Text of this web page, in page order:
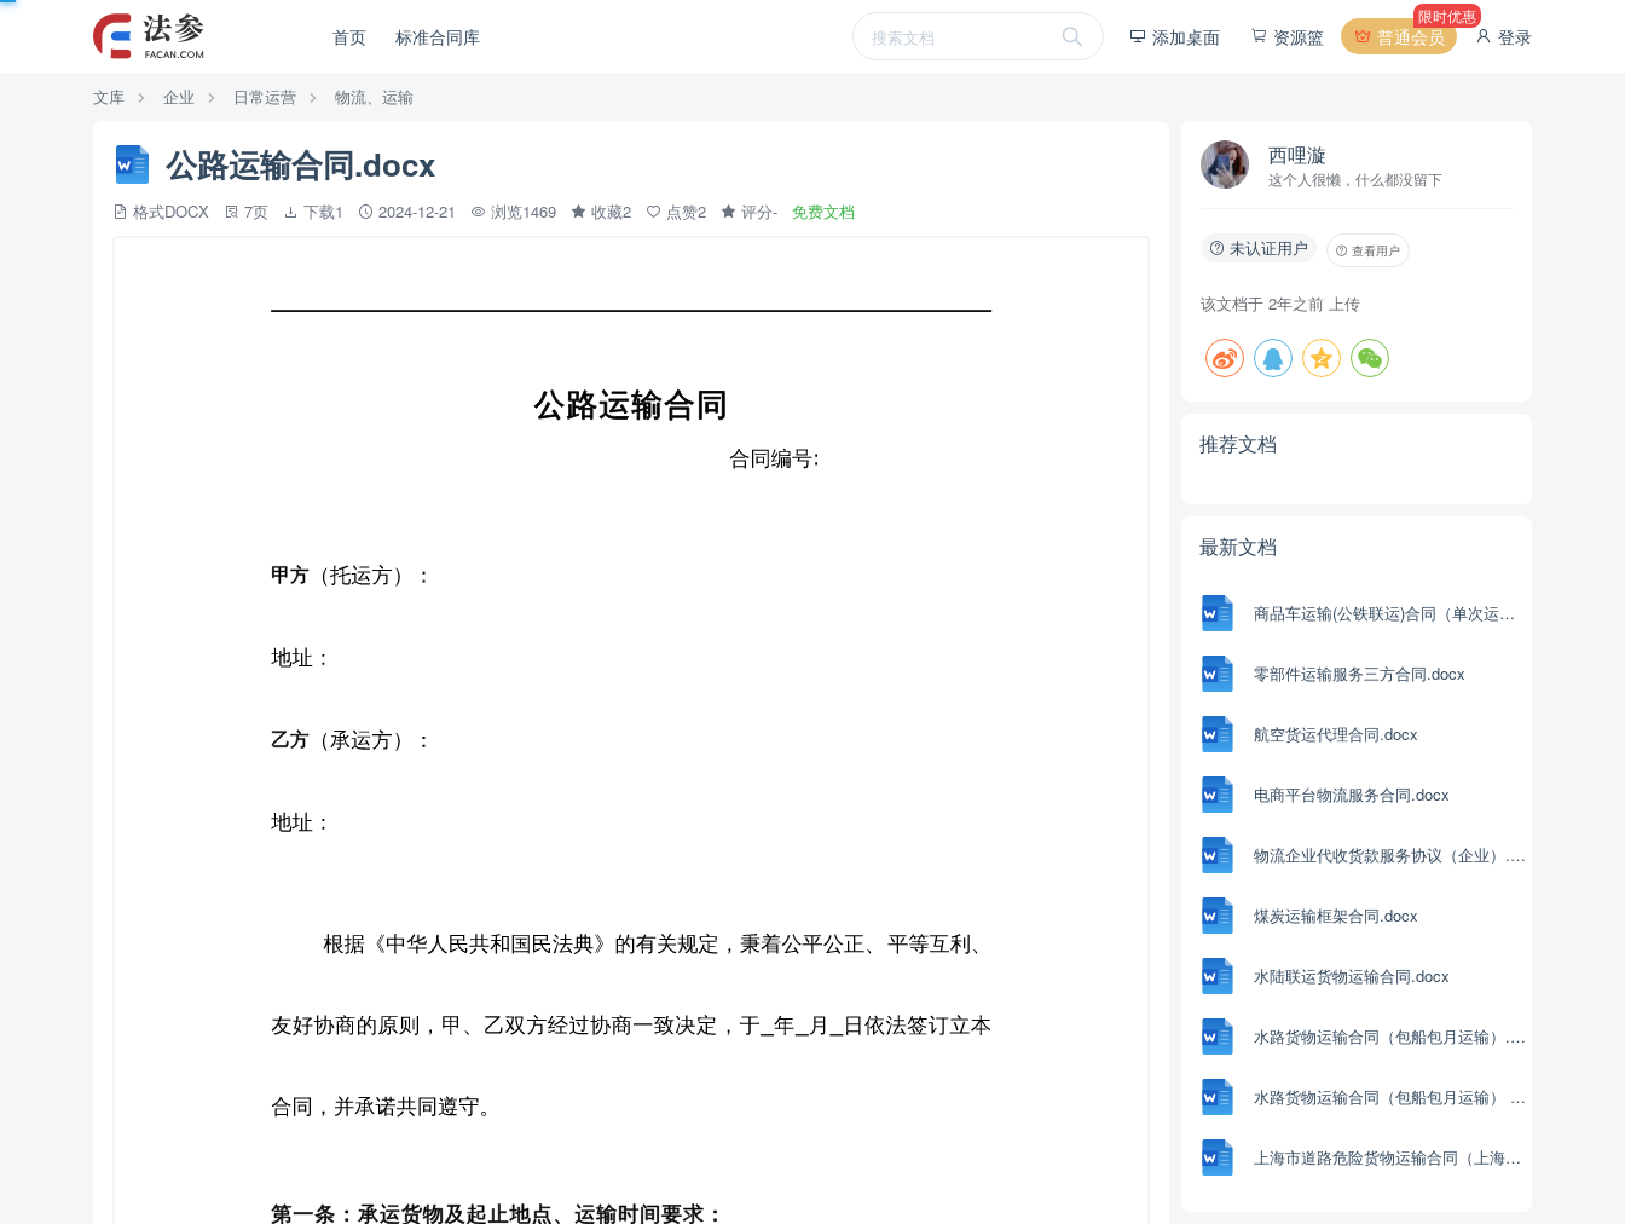
添加桌面 资源篮 普通会员
限时优惠
登录
首页 标准合同库
文库 企业 日常运营 物流、运输
公路运输合同.docx
格式DOCX 7页 下载1 2024-12-21 浏览1469 收藏2 点赞2 评分- 免费文档
西哩漩
这个人很懒，什么都没留下
未认证用户 查看用户
该文档于 2年之前 上传
推荐文档
最新文档
商品车运输(公铁联运)合同（单次运输）.docx
零部件运输服务三方合同.docx
航空货运代理合同.docx
电商平台物流服务合同.docx
物流企业代收货款服务协议（企业）.docx
煤炭运输框架合同.docx
水陆联运货物运输合同.docx
水路货物运输合同（包船包月运输）.docx
水路货物运输合同（包船包月运输） (1).docx
上海市道路危险货物运输合同（上海市2022版）.docx